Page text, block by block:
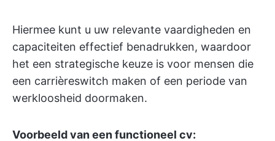
Hiermee kunt u uw relevante vaardigheden en
capaciteiten effectief benadrukken, waardoor
het een strategische keuze is voor mensen die
een carrièreswitch maken of een periode van
werkloosheid doormaken.
Voorbeeld van een functioneel cv: